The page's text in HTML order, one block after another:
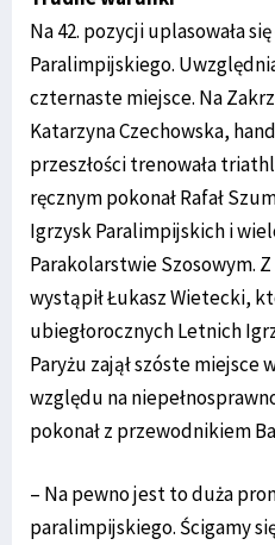
Na 42. pozycji uplasowała
Paralimpijskiego.
czternaste miejsce. Na
Katarzyna Czechowska,
przeszłości trenowała
ręcznym pokonał Rafał
Igrzysk Paralimpijskich i
Parakolarstwie Szosowym.
wystąpił Łukasz Wietecki,
ubiegłorocznych Letnich
Paryżu zajął szóste miejsce
względu na
pokonał z przewodnikiem
– Na pewno jest to duża
paralimpijskiego. Ścigamy